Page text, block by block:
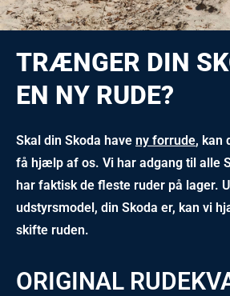
TRÆNGER DIN
EN NY RUDE?
Skal din Skoda have ny forrude, kan
få hjælp af os. Vi har adgang til alle
har faktisk de fleste ruder på lager.
udstyrsmodel, din Skoda er, kan vi
skifte ruden.
ORIGINAL